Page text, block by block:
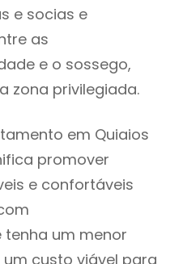
e socias e
as
e o sossego,
zona privilegiada.
em Quiaios
promover
e confortáveis
tenha um menor
custo viável para